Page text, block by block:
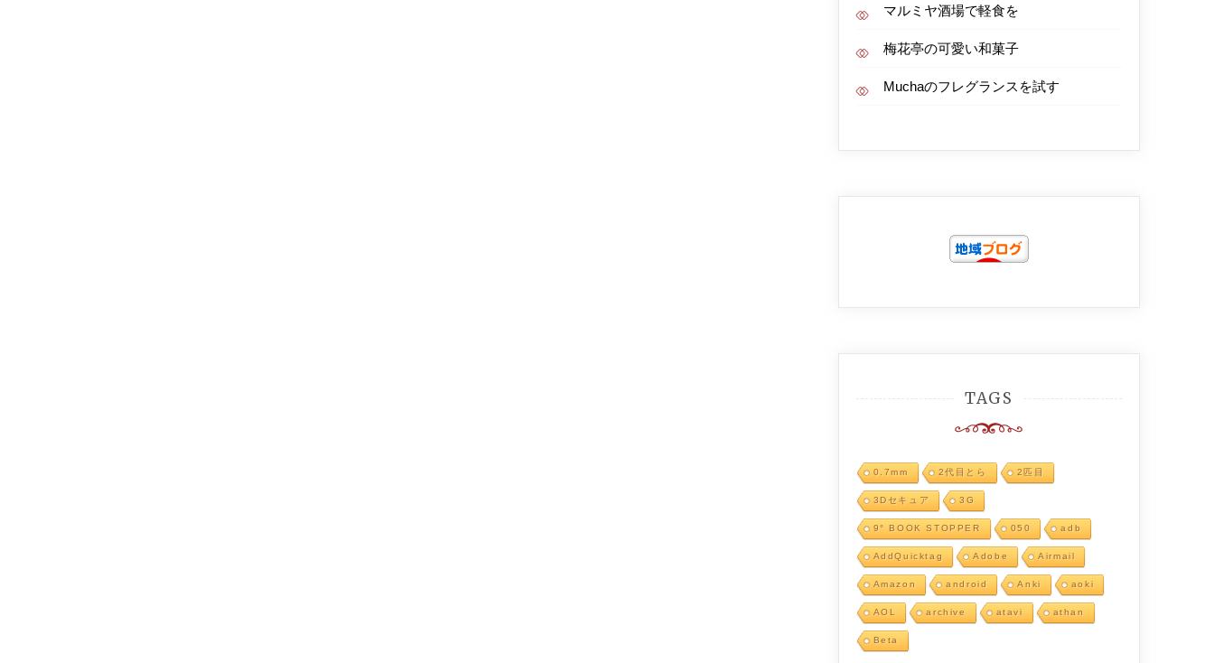
マルミヤ酒場で軽食を
梅花亭の可愛い和菓子
Muchaのフレグランスを試す
TAGS
0.7mm 2代目とら 2匹目
3Dセキュア 3G
9° BOOK STOPPER 050 adb
AddQuicktag Adobe Airmail
Amazon android Anki aoki
AOL archive atavi athan
Beta